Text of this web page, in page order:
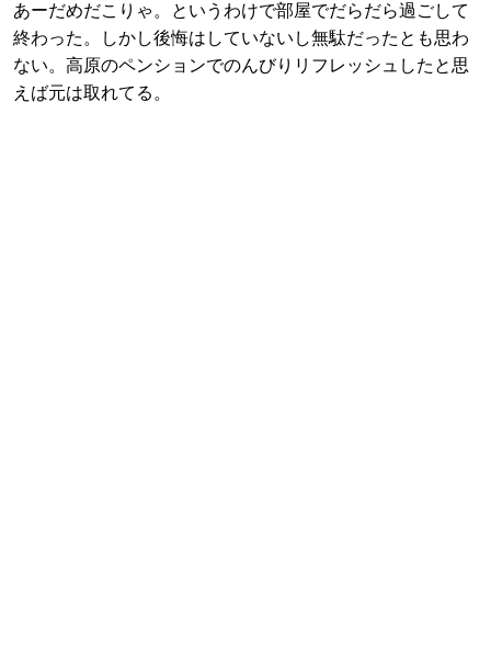
あーだめだこりゃ。というわけで部屋でだらだら過ごして
終わった。しかし後悔はしていないし無駄だったとも思わ
ない。高原のペンションでのんびりリフレッシュしたと思
えば元は取れてる。